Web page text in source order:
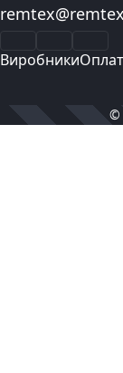
Електронна
Виробники
©